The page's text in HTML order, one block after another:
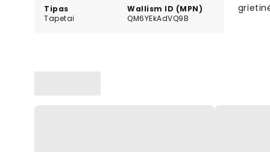
Tipas
Tapetai
Wallism ID (MPN)
QM6YEkAdVQ9B